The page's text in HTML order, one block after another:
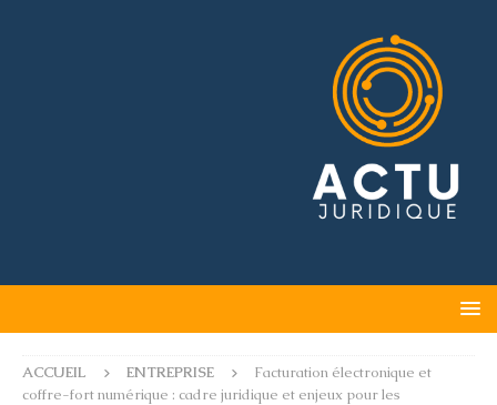
ACCUEIL ENTREPRISE
Facturation électronique et
coffre-fort numérique : cadre juridique et enjeux pour les